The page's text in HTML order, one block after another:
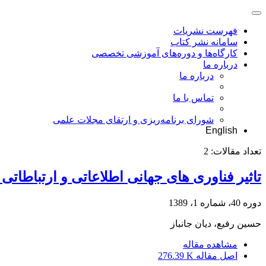
فهرست نشریات
سامانه نشر کتاب
کارگاه‌ها و دوره‌های آموزشی تخصصی
درباره ما
درباره ما
تماس با ما
شورای برنامه‌ریزی و ارتقای مجلات علمی
English
تعداد مقالات: 2
تاثیر فناوری های جهانی اطلاعاتی و
دوره 40، شماره 1، 1389
حسین رفیع، دیان جانباز
مشاهده مقاله
اصل مقاله 276.39 K